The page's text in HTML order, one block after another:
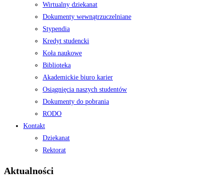
Wirtualny dziekanat
Dokumenty wewnątrzuczelniane
Stypendia
Kredyt studencki
Koła naukowe
Biblioteka
Akademickie biuro karier
Osiągnięcia naszych studentów
Dokumenty do pobrania
RODO
Kontakt
Dziekanat
Rektorat
Aktualności